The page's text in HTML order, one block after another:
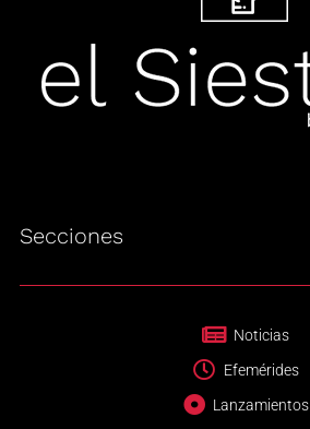
Secciones
Noticias
Efemérides
Lanzamientos